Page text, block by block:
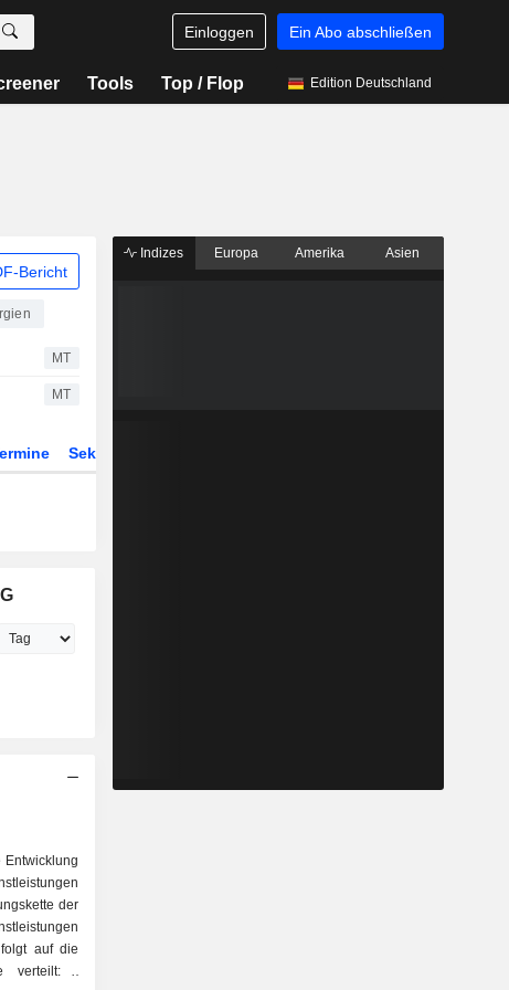
Einloggen Ein Abo abschließen
Tools Top / Flop Edition Deutschland
Bericht
MT
MT
Sektor
Entwicklung
der
auf die
verteilt: -
Indizes Europa Amerika Asien